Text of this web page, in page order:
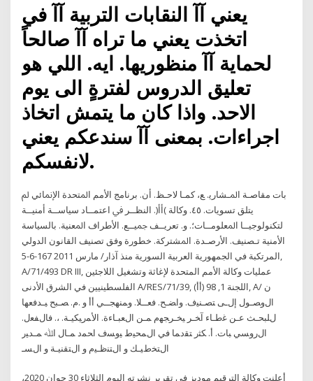
يعني آآ النقابات التربية آآ في
اتخذت يعني ما تراه آآ صالحاً
لحماية آآ منظوريها. ايه. اللي هو
تعليق الدروس لفترةٍ الى يوم
الاحد. واذا كان ما يتمش اتخاذ
اجراءات. بمعنى آآ سندعكم يعني
لانفسكم.
ﺑﺎﺕ ﻣﻘﺎﺻـﺔ ﺍﳌـﺸﺎﺭﻳ. ﻊ، ﻛﻤـﺎ ﻻﺣـﻆ. ﺃﻥ. ﺑﺮﻧﺎﻣﺞ ﺍﻷﻣﻢ ﺍﳌﺘﺤﺪﺓ ﺍﻹﳕﺎﺋﻲ ﱂ
ﻳﺘﻠﻖ ﺗﺴﻮﻳﺎﺕ. ٤٥. ﻭﻛﺎﻟﺔ )ﺃﺃ(. ﺍﻟﻨﻈــﺮ ﰲ ﺍﻋﺘﻤــﺎﺩ ﺳﻴﺎﺳــﺔ ﺃﻣﻨﻴــﺔ
ﻟﺘﻜﻨﻮﻟﻮﺟﻴــﺎ ﺍﳌﻌﻠﻮﻣــﺎﺕ؛. ﻭ. ﺗﻌﺮﻳــﻒ ﲨﻴــﻊ. ﺍﻷﻃﺮﺍﻑ ﺍﳌﻌﻨﻴﺔ. ﺑﺎﻟﺴﻴﺎﺳﺔ
ﺍﻷﻣﻨﻴﺔ ﺗـﺼﻨﻴﻒ. ﺍﻷﺭﺻـﺪﺓ. ﺍﳌﺸﺘﺮﻛﺔ. خطورة وفق تصنيف القانون الدولي
المرتكبة في الجمهورية العربية السورية منذ آذار/ مارس 2011 167-6-5,
A/71/493 DR III, عمليات وكالة الأمم المتحدة لإغاثة وتشغيل اللاجئين
الفلسطينيين في الشرق الأدنى A/RES/71/39, اللجنة 1, 98 (أأ), A/ ن
اﻝوﺼـول إﻝـﻰ ﺘﺼـﻨﻴف. واﻀـﺢ. ﻓﻌــﻼ. وﻤﻨﻬﺠــﻲ أأ و .م. ﺼـﺒﺢ ﻴـدﻓﻌﻬﺎ
ﻝﻠﺒﺤـث ﻋـن ﻏطـﺎء آﺨـر ﻴﺨـرﺠﻬم ﻤـن اﻝﻌﺒـﺎءة. اﻷﻤرﻴﻜﻴـﺔ. ،. ﻓﺎﻝﻔﻌل.
اﻝروﺴﻲ ﺒﺎت. أ. ﻜﺜر ﺘﻘدﻤﺎ ﻓﻲ اﻝﻤﺤﻴط ﻴوﺴف اﺤﻤد ﻤـﺎل اﷲ ﻤـدﻴر
اﻝﺘﺨطﻴـك و اﻝﺘﻨظـﻴم و اﻝﺘﻘﻨﻴـﺔ و اﻝﺴـ
أعلنت وكالة الترقيم موديز في تقرير نشرته اليوم الثلاثاء 30 جوان 2020،